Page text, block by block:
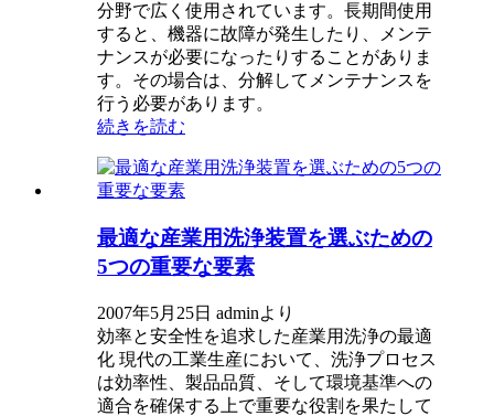
分野で広く使用されています。長期間使用
すると、機器に故障が発生したり、メンテ
ナンスが必要になったりすることがありま
す。その場合は、分解してメンテナンスを
行う必要があります。
続きを読む
最適な産業用洗浄装置を選ぶための
5つの重要な要素
2007年5月25日 adminより
効率と安全性を追求した産業用洗浄の最適
化 現代の工業生産において、洗浄プロセス
は効率性、製品品質、そして環境基準への
適合を確保する上で重要な役割を果たして